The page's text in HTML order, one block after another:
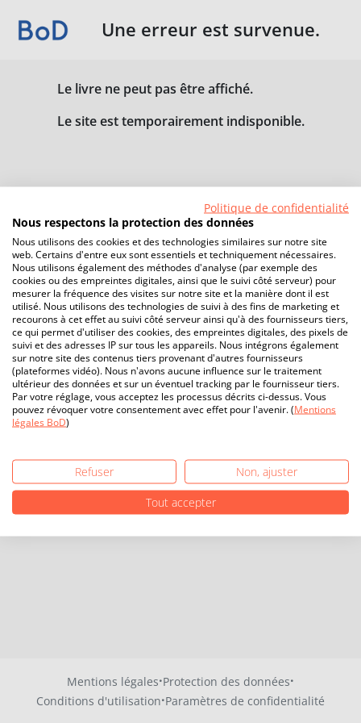
Une erreur est survenue.
Le livre ne peut pas être affiché.
Le site est temporairement indisponible.
Mentions légales·Protection des données·
Conditions d'utilisation·Paramètres de confidentialité
Politique de confidentialité
Nous respectons la protection des données
Nous utilisons des cookies et des technologies similaires sur notre site
web. Certains d'entre eux sont essentiels et techniquement nécessaires.
Nous utilisons également des méthodes d'analyse (par exemple des
cookies ou des empreintes digitales, ainsi que le suivi côté serveur) pour
mesurer la fréquence des visites sur notre site et la manière dont il est
utilisé. Nous utilisons des technologies de suivi à des fins de marketing et
recourons à cet effet au suivi côté serveur ainsi qu'à des fournisseurs tiers,
ce qui permet d'utiliser des cookies, des empreintes digitales, des pixels de
suivi et des adresses IP sur tous les appareils. Nous intégrons également
sur notre site des contenus tiers provenant d'autres fournisseurs
(plateformes vidéo). Nous n'avons aucune influence sur le traitement
ultérieur des données et sur un éventuel tracking par le fournisseur tiers.
Par votre réglage, vous acceptez les processus décrits ci-dessus. Vous
pouvez révoquer votre consentement avec effet pour l'avenir. (Mentions
légales BoD)
Refuser
Non, ajuster
Tout accepter